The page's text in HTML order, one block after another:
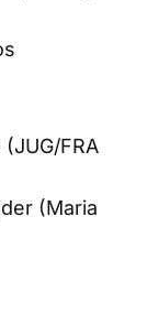
(JUG/FRA
(Maria